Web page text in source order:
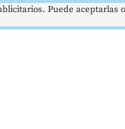
Puede aceptarlas